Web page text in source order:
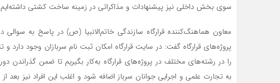
سوی بخش داخلی نیز پیشنهادات و مذاکراتی در زمینه ساخت کشتی
معاون هماهنگ‌کننده قرارگاه سازندگی خاتم‌الانبیا (ص) در پاسخ به
پروژه‌های قرارگاه گفت: در سایت قرارگاه امکان ثبت نام سربازان وجود دارد و
را در رشته‌های مختلف در پروژه‌های قرارگاه به‌کار بگیریم تا ضمن گذراندن
به تجارت علمی و اجرایی جوانان سرباز اضافه شود و اغلب این افراد نیز بعد